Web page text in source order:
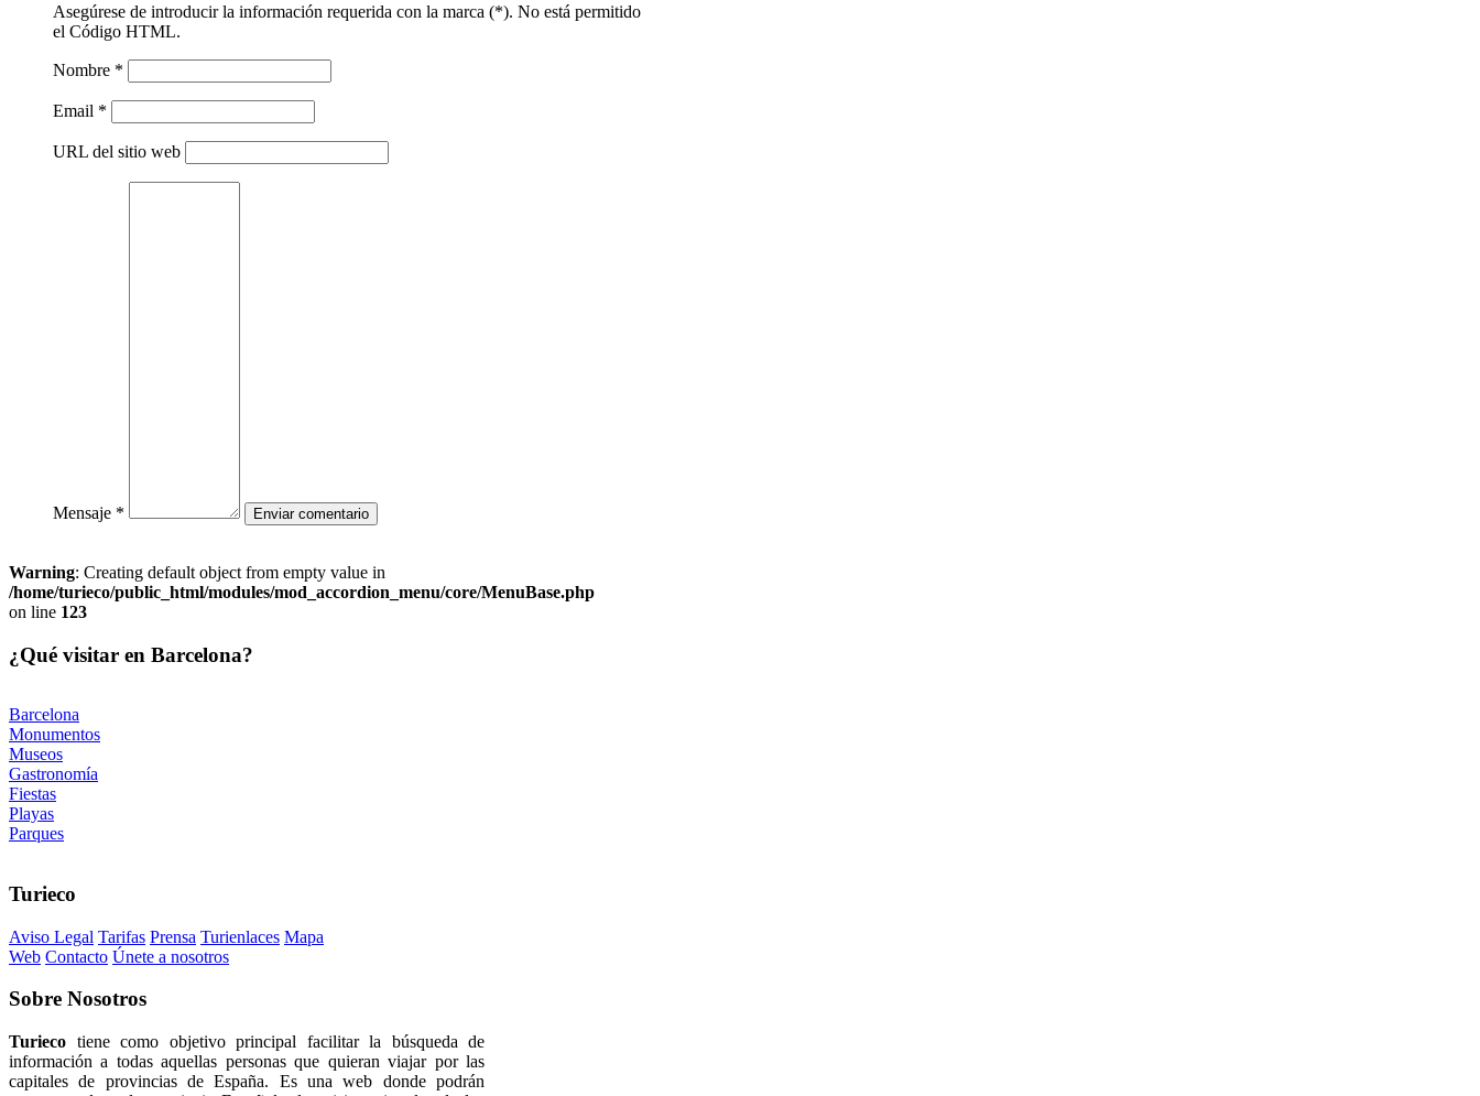
Asegúrese de introducir la información requerida con la marca (*). No está permitido
el Código HTML.
Nombre *
Email *
URL del sitio web
Mensaje *
Warning: Creating default object from empty value in
/home/turieco/public_html/modules/mod_accordion_menu/core/MenuBase.php
on line 123
¿Qué visitar en Barcelona?
Barcelona
Monumentos
Museos
Gastronomía
Fiestas
Playas
Parques
Turieco
Aviso Legal Tarifas Prensa Turienlaces Mapa
Web Contacto Únete a nosotros
Sobre Nosotros
Turieco tiene como objetivo principal facilitar la búsqueda de
información a todas aquellas personas que quieran viajar por las
capitales de provincias de España. Es una web donde podrán